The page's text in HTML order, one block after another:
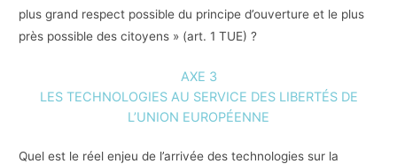
plus grand respect possible du principe d’ouverture et le plus
près possible des citoyens » (art. 1 TUE) ?
AXE 3
LES TECHNOLOGIES AU SERVICE DES LIBERTÉS DE
L’UNION EUROPÉENNE
Quel est le réel enjeu de l’arrivée des technologies sur la